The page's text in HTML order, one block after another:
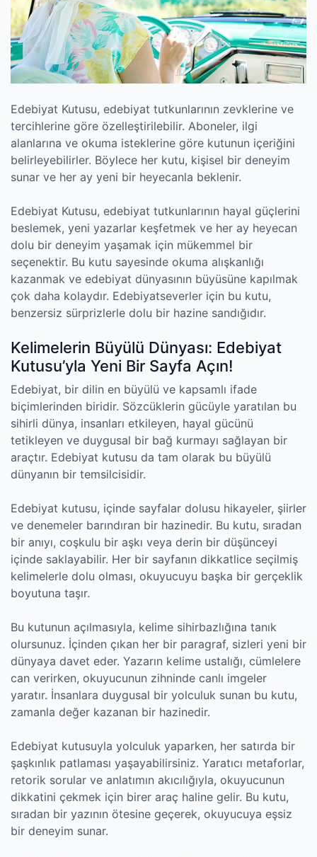
Edebiyat Kutusu, edebiyat tutkunlarının zevklerine ve
tercihlerine göre özelleştirilebilir. Aboneler, ilgi
alanlarına ve okuma isteklerine göre kutunun içeriğini
belirleyebilirler. Böylece her kutu, kişisel bir deneyim
sunar ve her ay yeni bir heyecanla beklenir.
Edebiyat Kutusu, edebiyat tutkunlarının hayal güçlerini
beslemek, yeni yazarlar keşfetmek ve her ay heyecan
dolu bir deneyim yaşamak için mükemmel bir
seçenektir. Bu kutu sayesinde okuma alışkanlığı
kazanmak ve edebiyat dünyasının büyüsüne kapılmak
çok daha kolaydır. Edebiyatseverler için bu kutu,
benzersiz sürprizlerle dolu bir hazine sandığıdır.
Kelimelerin Büyülü Dünyası: Edebiyat
Kutusu’yla Yeni Bir Sayfa Açın!
Edebiyat, bir dilin en büyülü ve kapsamlı ifade
biçimlerinden biridir. Sözcüklerin gücüyle yaratılan bu
sihirli dünya, insanları etkileyen, hayal gücünü
tetikleyen ve duygusal bir bağ kurmayı sağlayan bir
araçtır. Edebiyat kutusu da tam olarak bu büyülü
dünyanın bir temsilcisidir.
Edebiyat kutusu, içinde sayfalar dolusu hikayeler, şiirler
ve denemeler barındıran bir hazinedir. Bu kutu, sıradan
bir anıyı, coşkulu bir aşkı veya derin bir düşünceyi
içinde saklayabilir. Her bir sayfanın dikkatlice seçilmiş
kelimelerle dolu olması, okuyucuyu başka bir gerçeklik
boyutuna taşır.
Bu kutunun açılmasıyla, kelime sihirbazlığına tanık
olursunuz. İçinden çıkan her bir paragraf, sizleri yeni bir
dünyaya davet eder. Yazarın kelime ustalığı, cümlelere
can verirken, okuyucunun zihninde canlı imgeler
yaratır. İnsanlara duygusal bir yolculuk sunan bu kutu,
zamanla değer kazanan bir hazinedir.
Edebiyat kutusuyla yolculuk yaparken, her satırda bir
şaşkınlık patlaması yaşayabilirsiniz. Yaratıcı metaforlar,
retorik sorular ve anlatımın akıcılığıyla, okuyucunun
dikkatini çekmek için birer araç haline gelir. Bu kutu,
sıradan bir yazının ötesine geçerek, okuyucuya eşsiz
bir deneyim sunar.